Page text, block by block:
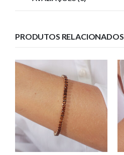
PRODUTOS RELACIONADOS